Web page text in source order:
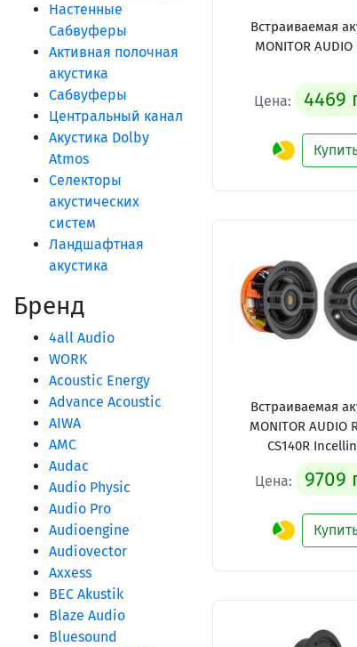
Настенные
Сабвуферы
Активная полочная
акустика
Сабвуферы
Центральный канал
Акустика Dolby
Atmos
Селекторы
акустических
систем
Ландшафтная
акустика
Бренд
4all Audio
WORK
Acoustic Energy
Advance Acoustic
AIWA
AMC
Audac
Audio Physic
Audio Pro
Audioengine
Audiovector
Axxess
BEC Akustik
Blaze Audio
Bluesound
Встраиваемая
MONITOR
Цена: 4469
Встраиваемая
MONITOR AUDIO
CS140R
Цена: 9709